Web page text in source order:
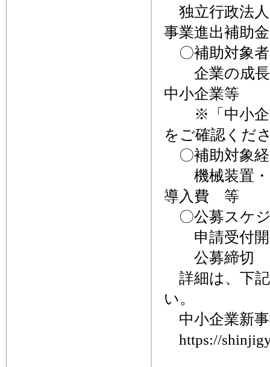
独立行政法人
事業進出補助
〇補助対象者
企業の成長
中小企業等
※「中小企業
をご確認くだ
〇補助対象
機械装置・
導入費 等
〇公募スケ
申請受付開
公募締切
詳細は、下
い。
中小企業新
https://